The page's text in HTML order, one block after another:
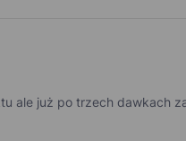
ale już po trzech dawkach